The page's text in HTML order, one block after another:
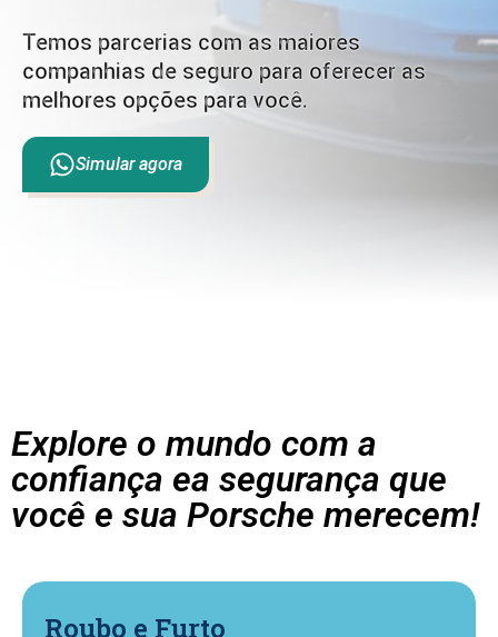
Temos parcerias com as maiores
companhias de seguro para oferecer as
melhores opções para você.
Simular agora
Explore o mundo com a
confiança ea segurança que
você e sua Porsche merecem!
Roubo e Furto